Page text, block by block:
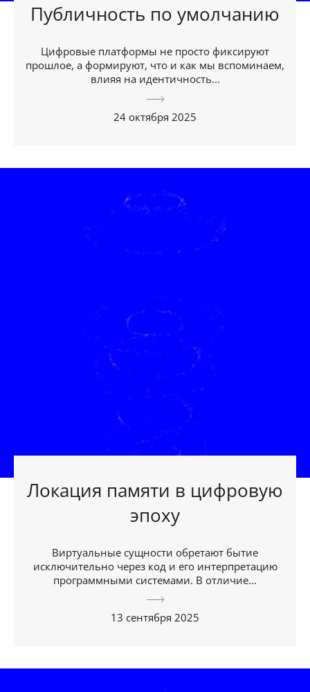
Публичность по умолчанию
Цифровые платформы не просто фиксируют
прошлое, а формируют, что и как мы вспоминаем,
влияя на идентичность...
24 октября 2025
Локация памяти в цифровую
эпоху
Виртуальные сущности обретают бытие
исключительно через код и его интерпретацию
программными системами. В отличие...
13 сентября 2025